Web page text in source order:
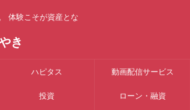
体験こそが資産とな
き
ハピタス 動画配信サービス
投資 ローン・融資